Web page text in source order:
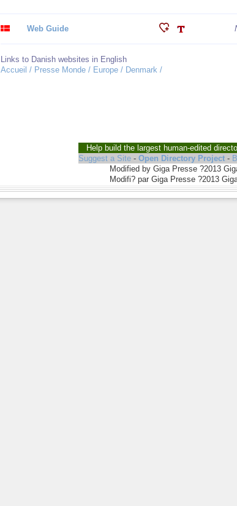
Web Guide
Links to Danish websites in English
Accueil / Presse Monde / Europe / Denmark /
Help build the largest human-edited
Suggest a Site -Open Directory Project -
Modified by Giga Presse ?2013
Modifi? par Giga Presse ?2013